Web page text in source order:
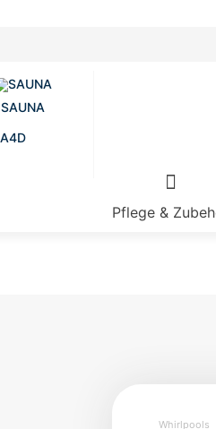
SAUNA
Pflege &
Whirlpools